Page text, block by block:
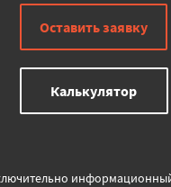
Оставить заявку
Калькулятор